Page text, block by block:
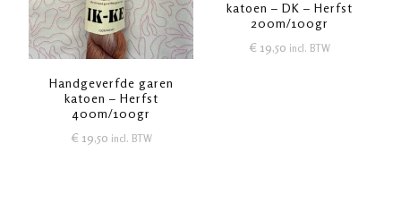
Handgeverfde garen
katoen – Herfst
400m/100gr
€ 19,50 incl. BTW
katoen – DK – Herfst
200m/100gr
€ 19,50 incl. BTW